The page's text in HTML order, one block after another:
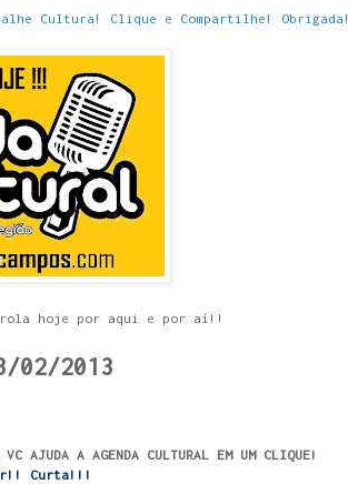
Cultura! Clique e Compartilhe! Obrigada!
hoje por aqui e por aí!!
02/2013
AJUDA A AGENDA CULTURAL EM UM CLIQUE!
Curta!!!